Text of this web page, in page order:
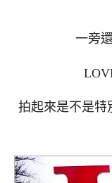
一旁
拍起來是不是特